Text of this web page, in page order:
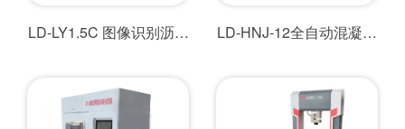
LD-LY1.5C 图像识别沥青
延度仪
LD-HNJ-12全自动混凝土
凝结时间测定仪